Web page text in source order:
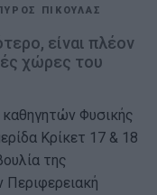
ΠΙΚΟΥΛΑΣ
είναι πλέον
χώρες του
Φυσικής
Κρίκετ 17 & 18
της
Περιφερειακή